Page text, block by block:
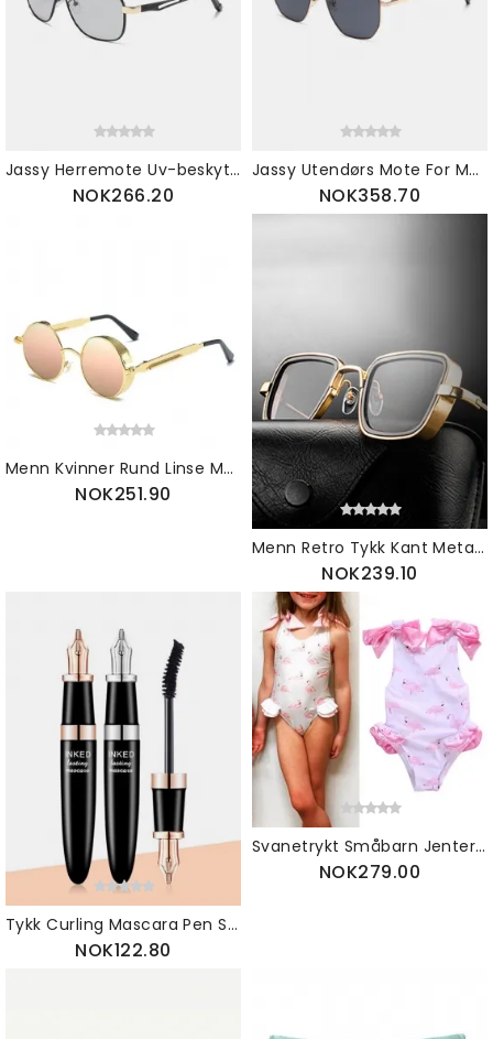
Jassy Herremote Uv-beskyttelse Polarisert Fargeskiftende Nattsynssolbriller
NOK266.20
Jassy Utendørs Mote For Menn Fargeskiftende Polarisert Uv-beskyttelse Kjørefiske Solbriller
NOK358.70
Menn Kvinner Rund Linse Metallramme Utendørs Uv400 Steampunk Justerbare Polariserte Solbriller
NOK251.90
Menn Retro Tykk Kant Metallramme Trend Solbriller
NOK239.10
Tykk Curling Mascara Pen Svart Vanntett Forlenger Krøllete Øyevipper Øyemakeup
NOK122.80
Svanetrykt Småbarn Jenter Sløyfer Ryggløs Badetøy Stranddress For 1y-7y
NOK279.00